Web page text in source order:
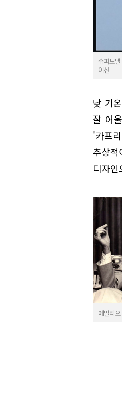
슈퍼모
이션
낮 기
잘 어
'카프
추상
디자
에밀리